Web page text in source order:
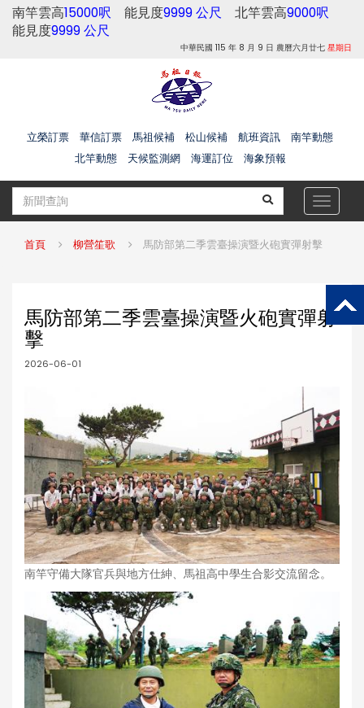
南竿雲高15000呎 能見度9999 公尺 北竿雲高9000呎
能見度9999 公尺
中華民國 115 年 8 月 9 日 農曆六月廿七 星期日
立榮訂票 華信訂票 馬祖候補 松山候補 航班資訊
南竿動態
北竿動態
天候監測網 海運訂位 海象預報
Toggle
首頁 柳營笙歌 馬防部第二季雲臺操演暨火砲實彈射擊
馬防部第二季雲臺操演暨火砲實彈射
擊
2026-06-01
南竿守備大隊官兵與地方仕紳、馬祖高中學生合影交流留念。